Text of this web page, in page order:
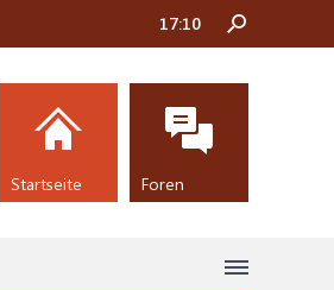
17:10
Startseite Foren